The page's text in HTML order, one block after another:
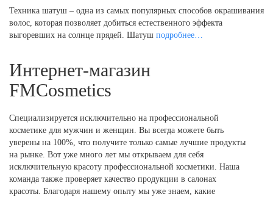
Техника шатуш – одна из самых популярных способов окрашивания
волос, которая позволяет добиться естественного эффекта
выгоревших на солнце прядей. Шатуш подробнее…
Интернет-магазин
FMCosmetics
Специализируется исключительно на профессиональной
косметике для мужчин и женщин. Вы всегда можете быть
уверены на 100%, что получите только самые лучшие продукты
на рынке. Вот уже много лет мы открываем для себя
исключительную красоту профессиональной косметики. Наша
команда также проверяет качество продукции в салонах
красоты. Благодаря нашему опыту мы уже знаем, какие